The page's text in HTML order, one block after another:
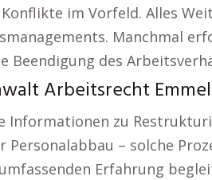
im Vorfeld. Alles
Manchmal
Beendigung des
Arbeitsrecht
Informationen zu
Personalabbau – solche
Erfahrung